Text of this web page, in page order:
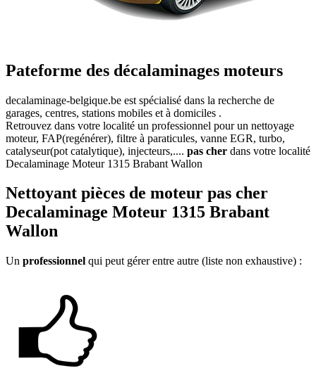
Pateforme des décalaminages moteurs
decalaminage-belgique.be est spécialisé dans la recherche de
garages, centres, stations mobiles et à domiciles .
Retrouvez dans votre localité un professionnel pour un nettoyage
moteur, FAP(regénérer), filtre à paraticules, vanne EGR, turbo,
catalyseur(pot catalytique), injecteurs,.... pas cher dans votre localité
Decalaminage Moteur 1315 Brabant Wallon
Nettoyant pièces de moteur pas cher
Decalaminage Moteur 1315 Brabant
Wallon
Un professionnel qui peut gérer entre autre (liste non exhaustive) :